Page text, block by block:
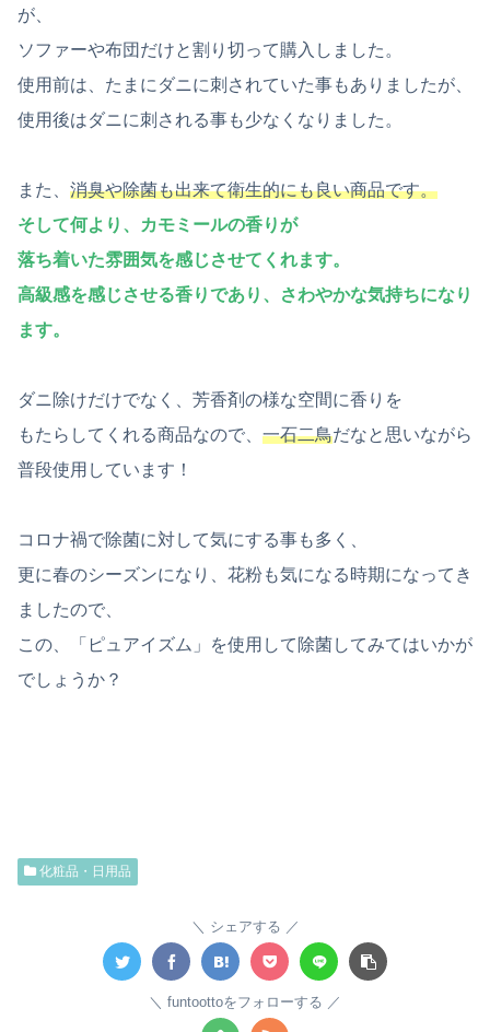
が、
ソファーや布団だけと割り切って購入しました。
使用前は、たまにダニに刺されていた事もありましたが、
使用後はダニに刺される事も少なくなりました。
また、 消臭や除菌も出来て衛生的にも良い商品です。
そして何より、カモミールの香りが
落ち着いた雰囲気を感じさせてくれます。
高級感を感じさせる香りであり、さわやかな気持ちになり
ます。
ダニ除けだけでなく、芳香剤の様な空間に香りを
もたらしてくれる商品なので、 一石二鳥だなと思いながら
普段使用しています！
コロナ禍で除菌に対して気にする事も多く、
更に春のシーズンになり、花粉も気になる時期になってき
ましたので、
この、「ピュアイズム」を使用して除菌してみてはいかが
でしょうか？
化粧品・日用品
シェアする
funtoottoをフォローする